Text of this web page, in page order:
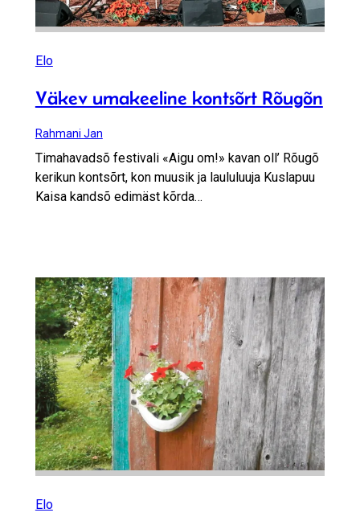
Elo
Väkev umakeeline kontsõrt Rõugõn
Rahmani Jan
Timahavadsõ festivali «Aigu om!» kavan oll’ Rõugõ
kerikun kontsõrt, kon muusik ja laululuuja Kuslapuu
Kaisa kandsõ edimäst kõrda…
Elo